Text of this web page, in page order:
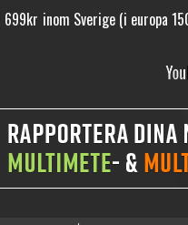
699kr inom Sverige (i europa